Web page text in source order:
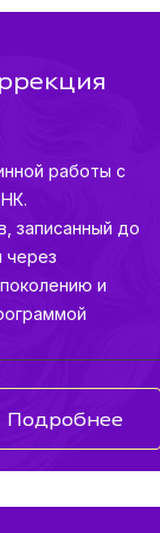
работы с
записанный до
через
и
то это уже
256-и человек!
в
Подробнее